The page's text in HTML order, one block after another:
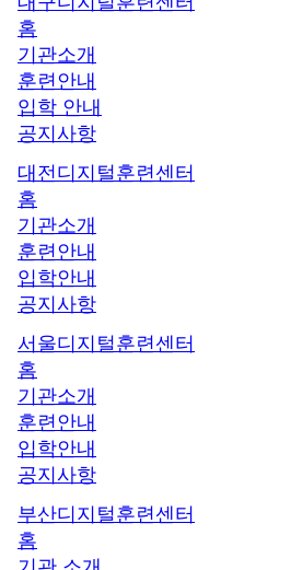
홈
기관소개
훈련안내
입학 안내
공지사항
대전디지털훈련센터
홈
기관소개
훈련안내
입학안내
공지사항
서울디지털훈련센터
홈
기관소개
훈련안내
입학안내
공지사항
부산디지털훈련센터
홈